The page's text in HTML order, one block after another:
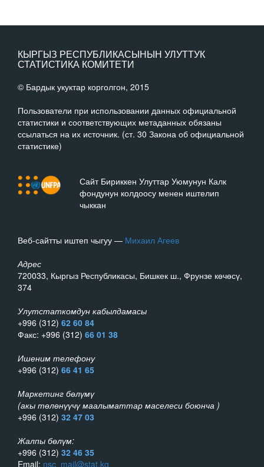
КЫРГЫЗ РЕСПУБЛИКАСЫНЫН УЛУТТУК
СТАТИСТИКА КОМИТЕТИ
© Бардык укуктар корголгон, 2015
Пользователи при использовании данных официальной
статистики и соответствующих метаданных обязаны
ссылаться на их источник. (ст. 30 Закона об официальной
статистике)
Сайт Бириккен Улуттар Уюмунун Калк
фондунун колдоосу менен иштелип
чыккан
Веб-сайтты иштеп чыгуу — Михаил Агеев
Адрес
720033, Кыргыз Республикасы, Бишкек ш., Фрунзе көчөсү,
374
Улутстаткомдун кабылдамасы
+996 (312) 62 60 84
Факс: +996 (312) 66 01 38
Ишеним телефону
+996 (312) 66 41 65
Маркетинг бөлүмү
(акы төлөнүүчү маалыматтар маселеси боюнча )
+996 (312) 32 47 03
Жалпы бөлүм:
+996 (312) 32 46 35
Email: nsc_mail@stat.kg